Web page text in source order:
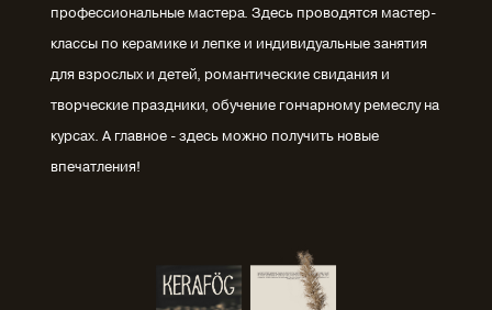
профессиональные мастера. Здесь проводятся мастер-
классы по керамике и лепке и индивидуальные занятия
для взрослых и детей, романтические свидания и
творческие праздники, обучение гончарному ремеслу на
курсах. А главное - здесь можно получить новые
впечатления!